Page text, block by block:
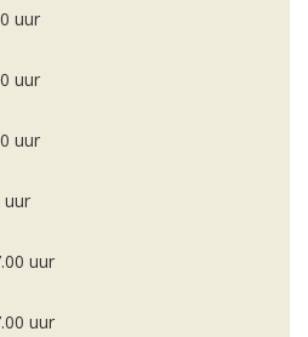
uur
uur
uur
uur
uur
uur